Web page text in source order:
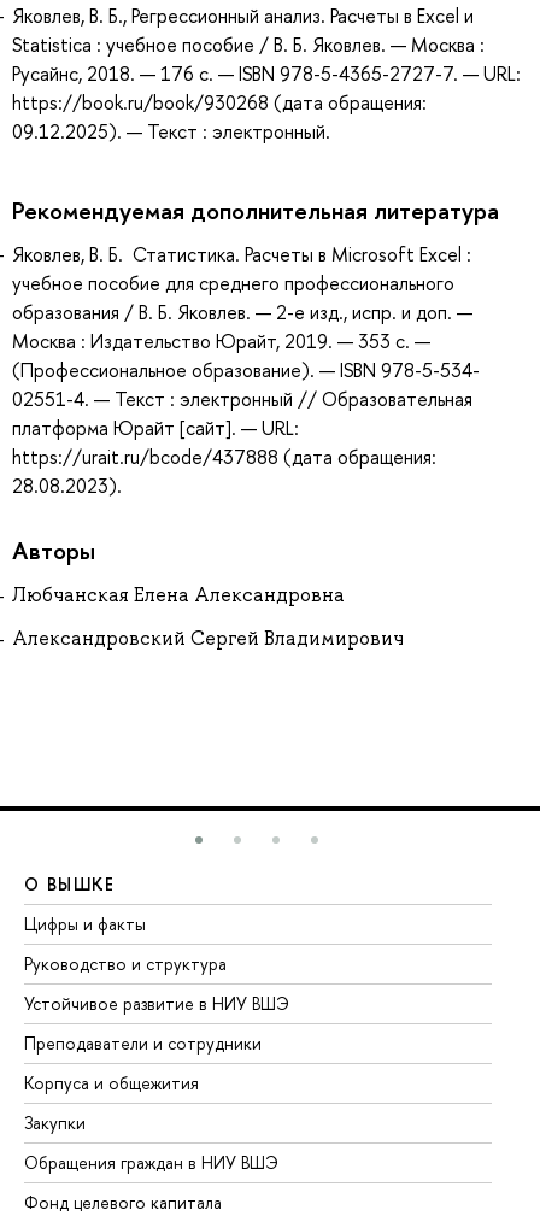
Яковлев, В. Б., Регрессионный анализ. Расчеты в Excel и
Statistica : учебное пособие / В. Б. Яковлев. — Москва :
Русайнс, 2018. — 176 с. — ISBN 978-5-4365-2727-7. — URL:
https://book.ru/book/930268 (дата обращения:
09.12.2025). — Текст : электронный.
Рекомендуемая дополнительная литература
Яковлев, В. Б. Статистика. Расчеты в Microsoft Excel :
учебное пособие для среднего профессионального
образования / В. Б. Яковлев. — 2-е изд., испр. и доп. —
Москва : Издательство Юрайт, 2019. — 353 с. —
(Профессиональное образование). — ISBN 978-5-534-
02551-4. — Текст : электронный // Образовательная
платформа Юрайт [сайт]. — URL:
https://urait.ru/bcode/437888 (дата обращения:
28.08.2023).
Авторы
Любчанская Елена Александровна
Александровский Сергей Владимирович
О ВЫШКЕ
Цифры и факты
Руководство и структура
Устойчивое развитие в НИУ ВШЭ
Преподаватели и сотрудники
Корпуса и общежития
Закупки
Обращения граждан в НИУ ВШЭ
Фонд целевого капитала